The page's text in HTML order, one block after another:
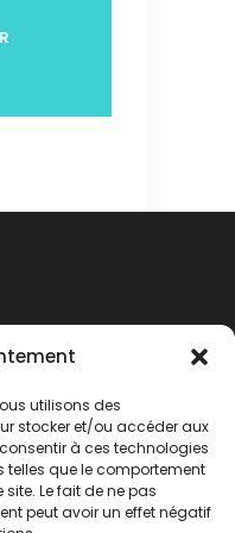
utilisons des
stocker et/ou accéder aux
à ces technologies
telles que le comportement
Le fait de ne pas
peut avoir un effet négatif